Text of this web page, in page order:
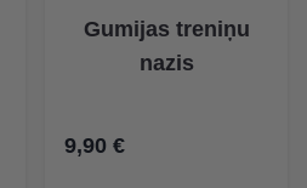
Gumijas treniņu
nazis
9,90 €